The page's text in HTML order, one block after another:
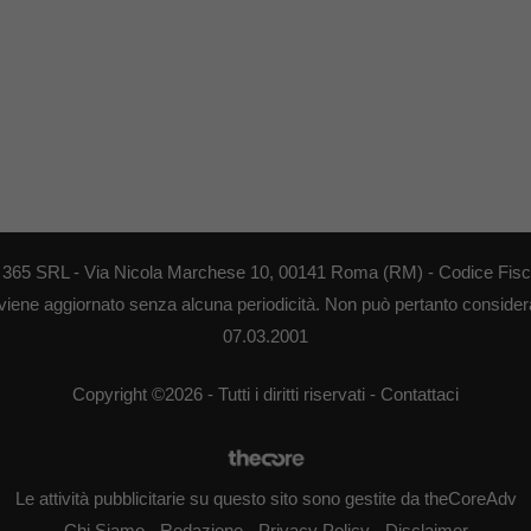
SRL - Via Nicola Marchese 10, 00141 Roma (RM) - Codice
aggiornato senza alcuna periodicità. Non può pertanto
07.03.2001
Copyright ©2026 - Tutti i diritti riservati - Contattaci
Le attività pubblicitarie su questo sito sono gestite da theCoreAdv